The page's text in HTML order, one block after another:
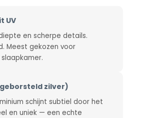
UV
en scherpe details.
Meest gekozen voor
zilver)
schijnt subtiel door het
en uniek — een echte